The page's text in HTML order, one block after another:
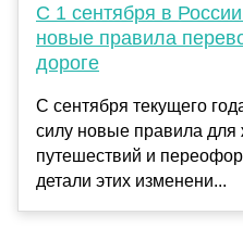
С 1 сентября в
новые правила
дороге
С сентября текущего
силу новые правила
путешествий и
детали этих изменени...